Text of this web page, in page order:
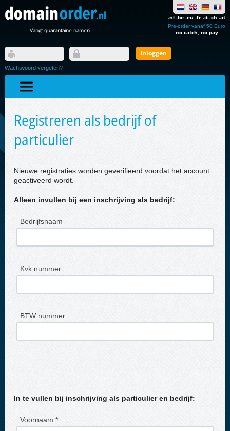
Vangt quarantaine namen
.nl .be .eu .fr .it .ch .at
Pre-order vanaf 50 Euro
no catch, no pay
Wachtwoord vergeten?
Registreren als bedrijf of
particulier
Nieuwe registraties worden geverifieerd voordat het account
geactiveerd wordt.
Alleen invullen bij een inschrijving als bedrijf:
Bedrijfsnaam
Kvk nummer
BTW nummer
In te vullen bij inschrijving als particulier en bedrijf:
Voornaam *